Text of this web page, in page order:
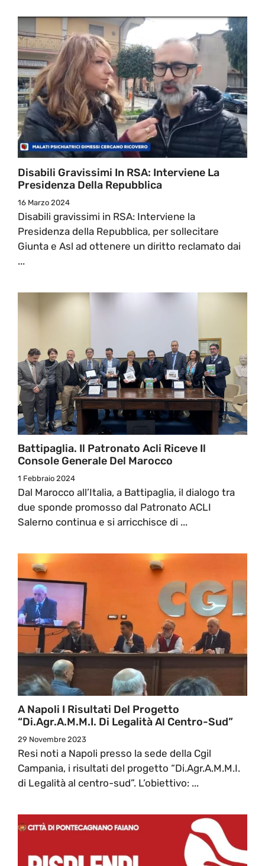
Disabili Gravissimi In RSA: Interviene La
Presidenza Della Repubblica
16 Marzo 2024
Disabili gravissimi in RSA: Interviene la
Presidenza della Repubblica, per sollecitare
Giunta e Asl ad ottenere un diritto reclamato dai
...
Battipaglia. Il Patronato Acli Riceve Il
Console Generale Del Marocco
1 Febbraio 2024
Dal Marocco all’Italia, a Battipaglia, il dialogo tra
due sponde promosso dal Patronato ACLI
Salerno continua e si arricchisce di ...
A Napoli I Risultati Del Progetto
“Di.Agr.A.M.M.I. Di Legalità Al Centro-Sud”
29 Novembre 2023
Resi noti a Napoli presso la sede della Cgil
Campania, i risultati del progetto “Di.Agr.A.M.M.I.
di Legalità al centro-sud”. L’obiettivo: ...